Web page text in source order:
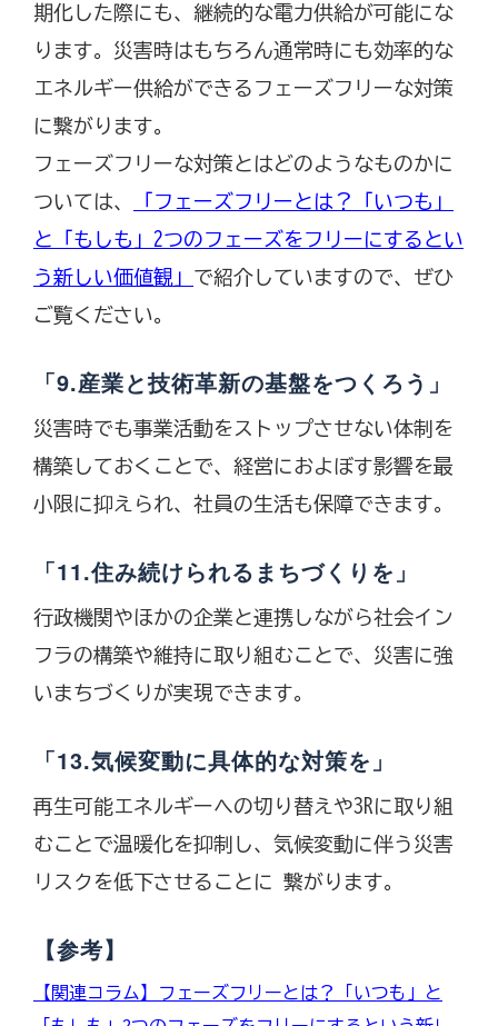
期化した際にも、継続的な電力供給が可能にな
ります。災害時はもちろん通常時にも効率的な
エネルギー供給ができるフェーズフリーな対策
に繋がります。
フェーズフリーな対策とはどのようなものかに
ついては、
「フェーズフリーとは？「いつも」
と「もしも」2つのフェーズをフリーにするとい
う新しい価値観」 で紹介していますので、ぜひ
ご覧ください。
「9.産業と技術革新の基盤をつくろう」
災害時でも事業活動をストップさせない体制を
構築しておくことで、経営におよぼす影響を最
小限に抑えられ、社員の生活も保障できます。
「11.住み続けられるまちづくりを」
行政機関やほかの企業と連携しながら社会イン
フラの構築や維持に取り組むことで、災害に強
いまちづくりが実現できます。
「13.気候変動に具体的な対策を」
再生可能エネルギーへの切り替えや3Rに取り組
むことで温暖化を抑制し、気候変動に伴う災害
リスクを低下させることに 繋がります。
【参考】
【関連コラム】フェーズフリーとは？「いつも」と